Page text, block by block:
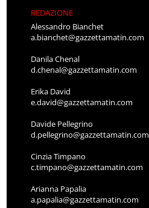
REDAZIONE
Alessandro Bianchet
a.bianchet@gazzettamatin.com
Danila Chenal
d.chenal@gazzettamatin.com
Erika David
e.david@gazzettamatin.com
Davide Pellegrino
d.pellegrino@gazzettamatin.com
Cinzia Timpano
c.timpano@gazzettamatin.com
Arianna Papalia
a.papalia@gazzettamatin.com